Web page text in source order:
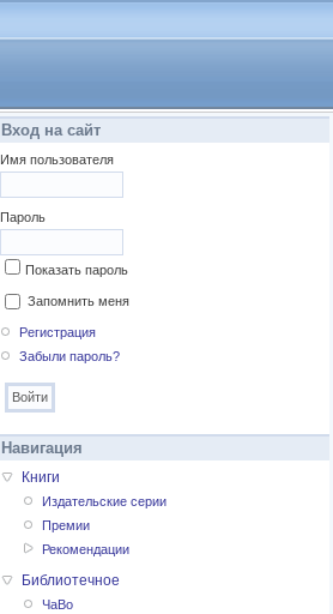
Вход на сайт
Имя пользователя
Пароль
Показать пароль
Запомнить меня
Регистрация
Забыли пароль?
Навигация
Книги
Издательские серии
Премии
Рекомендации
Библиотечное
ЧаВо